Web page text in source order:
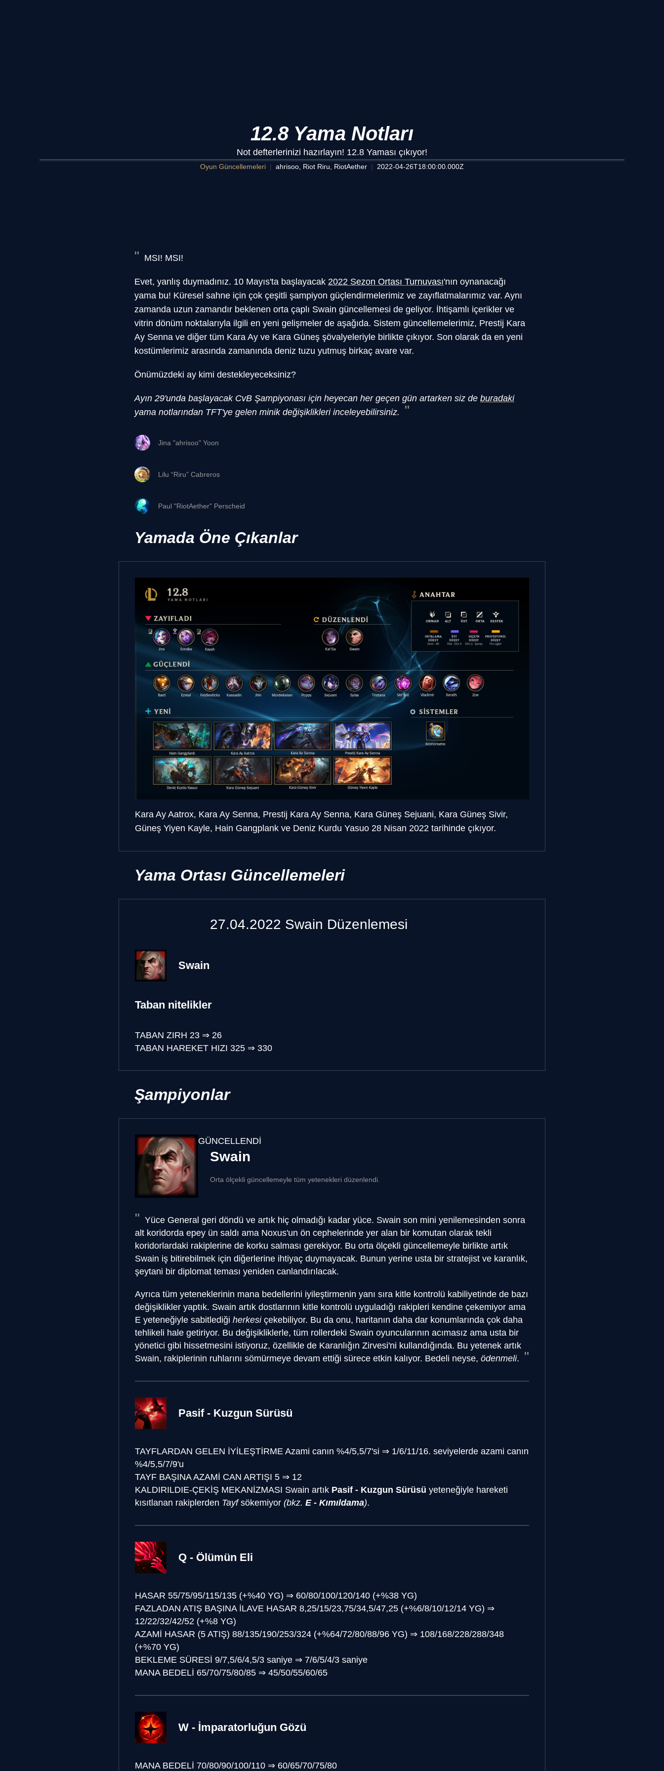
12.8 Yama Notları
Not defterlerinizi hazırlayın! 12.8 Yaması çıkıyor!
Oyun Güncellemeleri ahrisoo, Riot Riru, RiotAether 2022-04-26T18:00:00.000Z
MSI! MSI!
Evet, yanlış duymadınız. 10 Mayıs'ta başlayacak 2022 Sezon Ortası Turnuvası'nın oynanacağı
yama bu! Küresel sahne için çok çeşitli şampiyon güçlendirmelerimiz ve zayıflatmalarımız var. Aynı
zamanda uzun zamandır beklenen orta çaplı Swain güncellemesi de geliyor. İhtişamlı içerikler ve
vitrin dönüm noktalarıyla ilgili en yeni gelişmeler de aşağıda. Sistem güncellemelerimiz, Prestij Kara
Ay Senna ve diğer tüm Kara Ay ve Kara Güneş şövalyeleriyle birlikte çıkıyor. Son olarak da en yeni
kostümlerimiz arasında zamanında deniz tuzu yutmuş birkaç avare var.
Önümüzdeki ay kimi destekleyeceksiniz?
Ayın 29'unda başlayacak CvB Şampiyonası için heyecan her geçen gün artarken siz de buradaki
yama notlarından TFT'ye gelen minik değişiklikleri inceleyebilirsiniz.
Jina "ahrisoo" Yoon
Lilu “Riru” Cabreros
Paul "RiotAether" Perscheid
Yamada Öne Çıkanlar
Kara Ay Aatrox, Kara Ay Senna, Prestij Kara Ay Senna, Kara Güneş Sejuani, Kara Güneş Sivir,
Güneş Yiyen Kayle, Hain Gangplank ve Deniz Kurdu Yasuo 28 Nisan 2022 tarihinde çıkıyor.
Yama Ortası Güncellemeleri
27.04.2022 Swain Düzenlemesi
Swain
Taban nitelikler
TABAN ZIRH 23 ⇒ 26
TABAN HAREKET HIZI 325 ⇒ 330
Şampiyonlar
GÜNCELLENDİ
Swain
Orta ölçekli güncellemeyle tüm yetenekleri düzenlendi.
Yüce General geri döndü ve artık hiç olmadığı kadar yüce. Swain son mini yenilemesinden sonra
alt koridorda epey ün saldı ama Noxus'un ön cephelerinde yer alan bir komutan olarak tekli
koridorlardaki rakiplerine de korku salması gerekiyor. Bu orta ölçekli güncellemeyle birlikte artık
Swain iş bitirebilmek için diğerlerine ihtiyaç duymayacak. Bunun yerine usta bir stratejist ve karanlık,
şeytani bir diplomat teması yeniden canlandırılacak.
Ayrıca tüm yeteneklerinin mana bedellerini iyileştirmenin yanı sıra kitle kontrolü kabiliyetinde de bazı
değişiklikler yaptık. Swain artık dostlarının kitle kontrolü uyguladığı rakipleri kendine çekemiyor ama
E yeteneğiyle sabitlediği herkesiçekebiliyor. Bu da onu, haritanın daha dar konumlarında çok daha
tehlikeli hale getiriyor. Bu değişikliklerle, tüm rollerdeki Swain oyuncularının acımasız ama usta bir
yönetici gibi hissetmesini istiyoruz, özellikle de Karanlığın Zirvesi'ni kullandığında. Bu yetenek artık
Swain, rakiplerinin ruhlarını sömürmeye devam ettiği sürece etkin kalıyor. Bedeli neyse, ödenmeli.
Pasif - Kuzgun Sürüsü
TAYFLARDAN GELEN İYİLEŞTİRME Azami canın %4/5,5/7'si ⇒ 1/6/11/16. seviyelerde azami canın
%4/5,5/7/9'u
TAYF BAŞINA AZAMİ CAN ARTIŞI 5 ⇒ 12
KALDIRILDIE-ÇEKİŞ MEKANİZMASI Swain artık Pasif - Kuzgun Sürüsü yeteneğiyle hareketi
kısıtlanan rakiplerden Tayfsökemiyor (bkz. E - Kımıldama).
Q - Ölümün Eli
HASAR 55/75/95/115/135 (+%40 YG) ⇒ 60/80/100/120/140 (+%38 YG)
FAZLADAN ATIŞ BAŞINA İLAVE HASAR 8,25/15/23,75/34,5/47,25 (+%6/8/10/12/14 YG) ⇒
12/22/32/42/52 (+%8 YG)
AZAMİ HASAR (5 ATIŞ) 88/135/190/253/324 (+%64/72/80/88/96 YG) ⇒ 108/168/228/288/348
(+%70 YG)
BEKLEME SÜRESİ 9/7,5/6/4,5/3 saniye ⇒ 7/6/5/4/3 saniye
MANA BEDELİ 65/70/75/80/85 ⇒ 45/50/55/60/65
W - İmparatorluğun Gözü
MANA BEDELİ 70/80/90/100/110 ⇒ 60/65/70/75/80